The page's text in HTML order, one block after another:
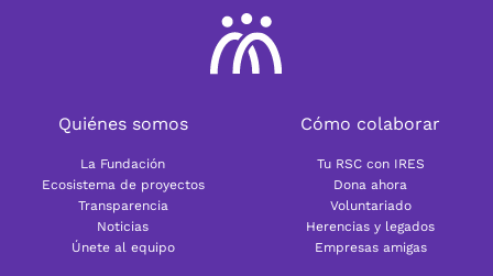
Quiénes somos
La Fundación
Ecosistema de proyectos
Transparencia
Noticias
Únete al equipo
Cómo colaborar
Tu RSC con IRES
Dona ahora
Voluntariado
Herencias y legados
Empresas amigas